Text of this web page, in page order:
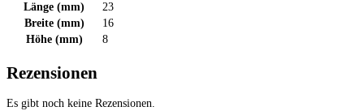
Länge (mm)
23
Breite (mm)
16
Höhe (mm)
8
Rezensionen
Es gibt noch keine Rezensionen.